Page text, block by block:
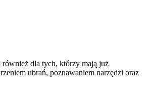
również dla tych, którzy mają już
ubrań, poznawaniem narzędzi oraz